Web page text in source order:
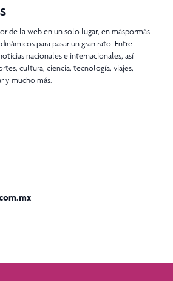
de la web en un solo lugar, en máspormás
para pasar un gran rato. Entre
nacionales e internacionales, así
cultura, ciencia, tecnología, viajes,
y mucho más.